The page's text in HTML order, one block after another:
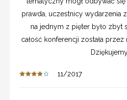
prawda, uczestnicy wydarzenia
na jednym z pięter było zbyt
całość konferencji została
11/2017